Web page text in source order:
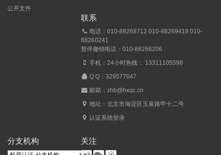
公开文件
联系
电话：010-88268712 010-88269419 010-
88260241
暂停撤销电话：010-88266206
手机：24小时热线： 13311105598
Q Q：329577047
邮箱：zhb@hxqc.cn
地址：北京市海淀区玉泉路甲十二号
认证系统登录
分支机构 关注